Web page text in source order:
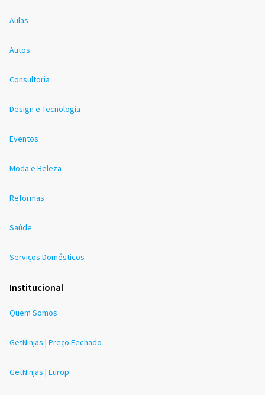
Aulas
Autos
Consultoria
Design e Tecnologia
Eventos
Moda e Beleza
Reformas
Saúde
Serviços Domésticos
Institucional
Quem Somos
GetNinjas | Preço Fechado
GetNinjas | Europ